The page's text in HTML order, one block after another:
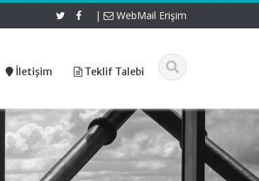
| WebMail Erişim
İletişim Teklif Talebi